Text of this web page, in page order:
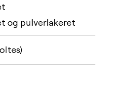
og pulverlakeret